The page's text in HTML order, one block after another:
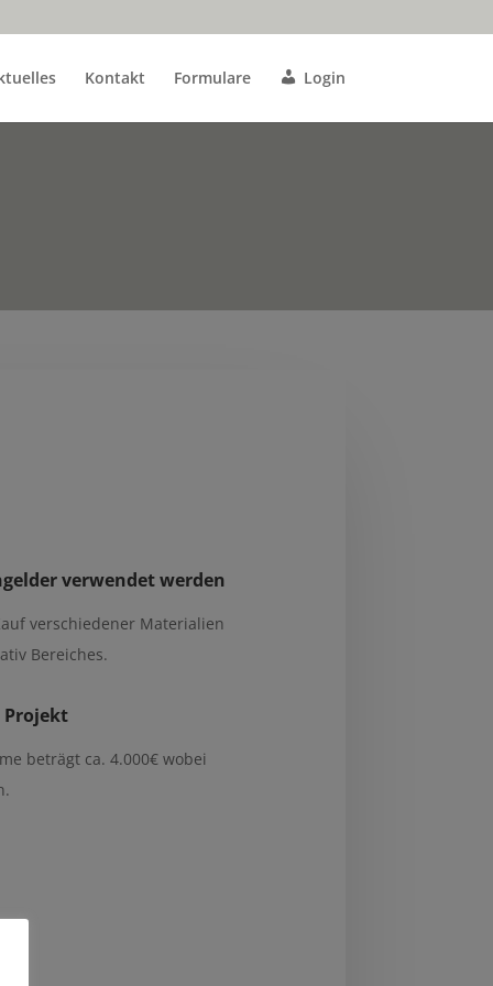
Kontakt Formulare Login
verwendet werden
verschiedener Materialien
Bereiches.
Projekt
beträgt ca. 4.000€ wobei